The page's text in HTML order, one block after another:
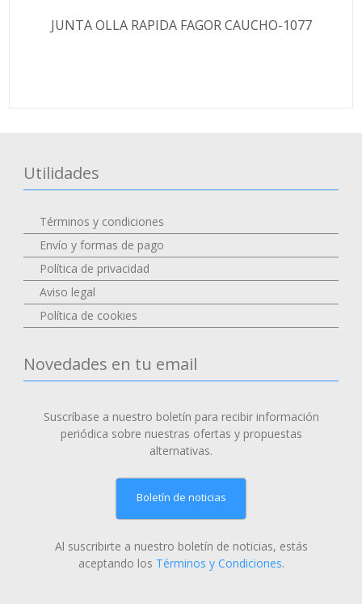
JUNTA OLLA RAPIDA FAGOR CAUCHO-1077
Utilidades
Términos y condiciones
Envío y formas de pago
Política de privacidad
Aviso legal
Política de cookies
Novedades en tu email
Suscríbase a nuestro boletín para recibir información
periódica sobre nuestras ofertas y propuestas
alternativas.
Boletín de noticias
Al suscribirte a nuestro boletín de noticias, estás
aceptando los Términos y Condiciones.